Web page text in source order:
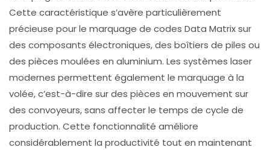
Cette caractéristique s’avère particulièrement
précieuse pour le marquage de codes Data Matrix sur
des composants électroniques, des boîtiers de piles ou
des pièces moulées en aluminium. Les systèmes laser
modernes permettent également le marquage à la
volée, c’est-à-dire sur des pièces en mouvement sur
des convoyeurs, sans affecter le temps de cycle de
production. Cette fonctionnalité améliore
considérablement la productivité tout en maintenant